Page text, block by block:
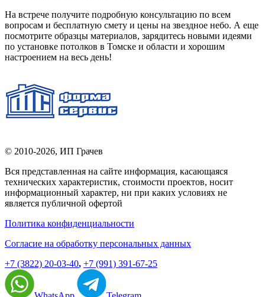
На встрече получите подробную консультацию по всем
вопросам и бесплатную смету и цены на звездное небо. А еще
посмотрите образцы материалов, зарядитесь новыми идеями
по установке потолков в Томске и области и хорошим
настроением на весь день!
© 2010-2026, ИП Грачев
Вся представленная на сайте информация, касающаяся
технических характеристик, стоимости проектов, носит
информационный характер, ни при каких условиях не
является публичной офертой
Политика конфиденциальности
Согласие на обработку персональных данных
+7 (3822) 20-03-40, +7 (991) 391-67-25